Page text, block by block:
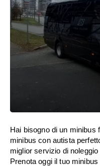
Hai bisogno di un minibus
minibus con autista
miglior servizio di
Prenota oggi il tuo